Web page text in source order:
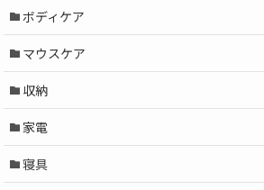
ボディケア
マウスケア
収納
家電
寝具